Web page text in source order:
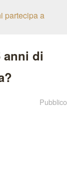
partecipa a
anni di
Pubblico